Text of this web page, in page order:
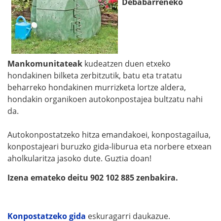
Mankomunitateak kudeatzen duen etxeko
hondakinen bilketa zerbitzutik, batu eta tratatu
beharreko hondakinen murrizketa lortze aldera,
hondakin organikoen autokonpostajea bultzatu nahi
da.
Autokonpostatzeko hitza emandakoei, konpostagailua,
konpostajeari buruzko gida-liburua eta norbere etxean
aholkularitza jasoko dute. Guztia doan!
Izena emateko deitu 902 102 885 zenbakira.
Konpostatzeko gida eskuragarri daukazue.